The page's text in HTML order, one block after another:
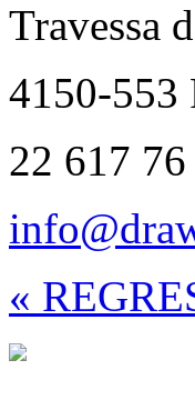
Travessa
4150-553
22 617
«